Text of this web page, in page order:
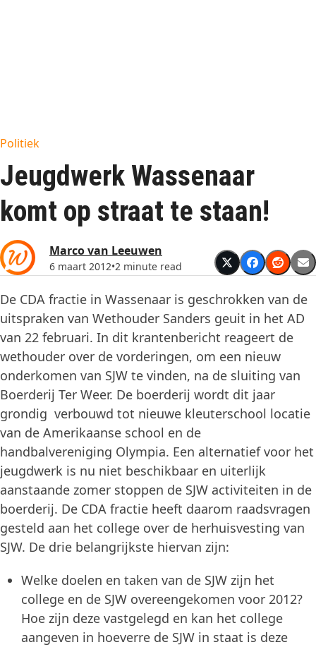
Politiek
Jeugdwerk Wassenaar
komt op straat te staan!
Marco van Leeuwen
6 maart 2012•2 minute read
De CDA fractie in Wassenaar is geschrokken van de
uitspraken van Wethouder Sanders geuit in het AD
van 22 februari. In dit krantenbericht reageert de
wethouder over de vorderingen, om een nieuw
onderkomen van SJW te vinden, na de sluiting van
Boerderij Ter Weer. De boerderij wordt dit jaar
grondig verbouwd tot nieuwe kleuterschool locatie
van de Amerikaanse school en de
handbalvereniging Olympia. Een alternatief voor het
jeugdwerk is nu niet beschikbaar en uiterlijk
aanstaande zomer stoppen de SJW activiteiten in de
boerderij. De CDA fractie heeft daarom raadsvragen
gesteld aan het college over de herhuisvesting van
SJW. De drie belangrijkste hiervan zijn:
Welke doelen en taken van de SJW zijn het
college en de SJW overeengekomen voor 2012?
Hoe zijn deze vastgelegd en kan het college
aangeven in hoeverre de SJW in staat is deze